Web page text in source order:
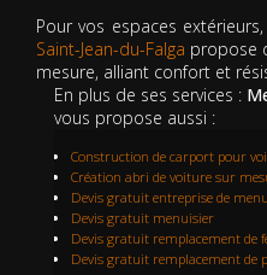
Pour vos espaces
Saint-Jean-du-Falga propose
mesure, alliant confort et
En plus de ses services :
vous propose aussi :
Construction de carport pour
Création abri de voiture sur
Devis gratuit entreprise de
Devis gratuit menuisier
Devis gratuit remplacement de
Devis gratuit remplacement de